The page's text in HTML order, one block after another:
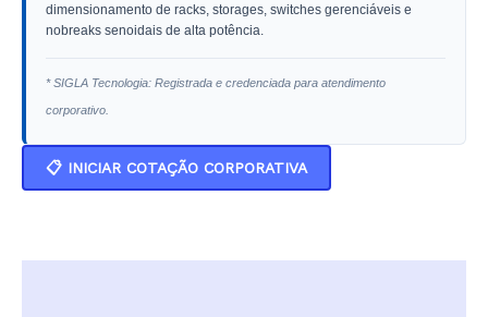
dimensionamento de racks, storages, switches gerenciáveis e
nobreaks senoidais de alta potência.
* SIGLA Tecnologia: Registrada e credenciada para atendimento
corporativo.
📋 INICIAR COTAÇÃO CORPORATIVA